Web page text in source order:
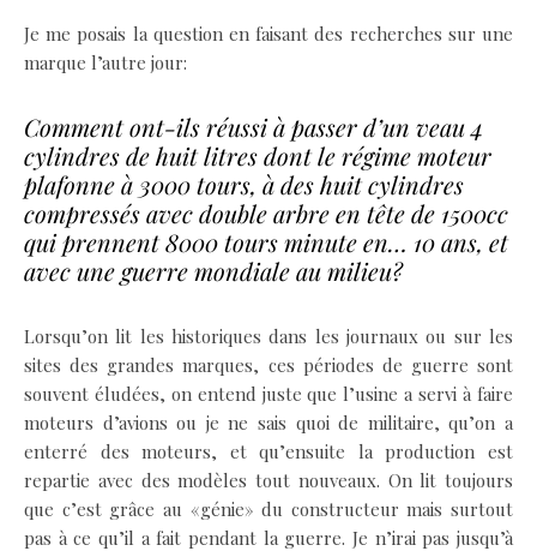
Je me posais la question en faisant des recherches sur une
marque l’autre jour:
Comment ont-ils réussi à passer d’un veau 4
cylindres de huit litres dont le régime moteur
plafonne à 3000 tours, à des huit cylindres
compressés avec double arbre en tête de 1500cc
qui prennent 8000 tours minute en… 10 ans, et
avec une guerre mondiale au milieu?
Lorsqu’on lit les historiques dans les journaux ou sur les
sites des grandes marques, ces périodes de guerre sont
souvent éludées, on entend juste que l’usine a servi à faire
moteurs d’avions ou je ne sais quoi de militaire, qu’on a
enterré des moteurs, et qu’ensuite la production est
repartie avec des modèles tout nouveaux. On lit toujours
que c’est grâce au «génie» du constructeur mais surtout
pas à ce qu’il a fait pendant la guerre. Je n’irai pas jusqu’à